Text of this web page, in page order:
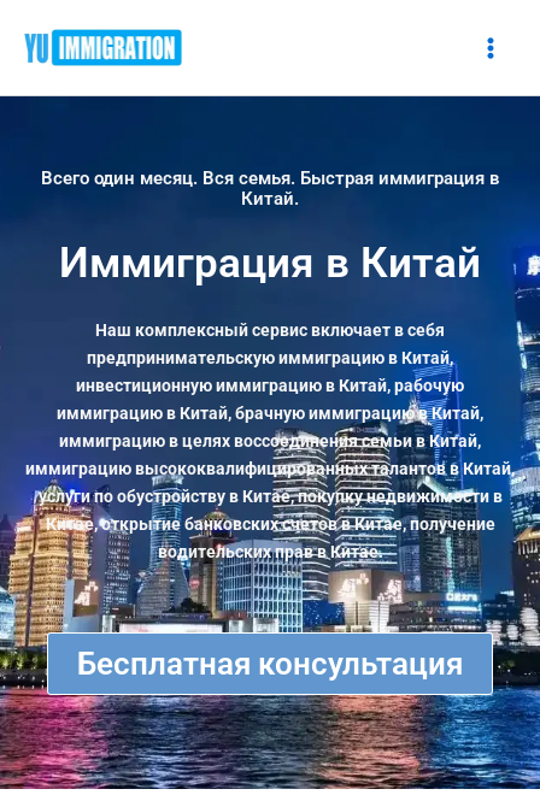
содержимому
Всего один месяц. Вся семья. Быстрая иммиграция в
Китай.
Иммиграция в Китай
Наш комплексный сервис включает в себя
предпринимательскую иммиграцию в Китай,
инвестиционную иммиграцию в Китай, рабочую
иммиграцию в Китай, брачную иммиграцию в Китай,
иммиграцию в целях воссоединения семьи в Китай,
иммиграцию высококвалифицированных талантов в Китай,
услуги по обустройству в Китае, покупку недвижимости в
Китае, открытие банковских счетов в Китае, получение
водительских прав в Китае.
Бесплатная консультация